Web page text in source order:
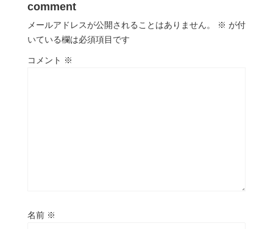
comment
メールアドレスが公開されることはありません。 ※ が付
いている欄は必須項目です
コメント ※
名前 ※